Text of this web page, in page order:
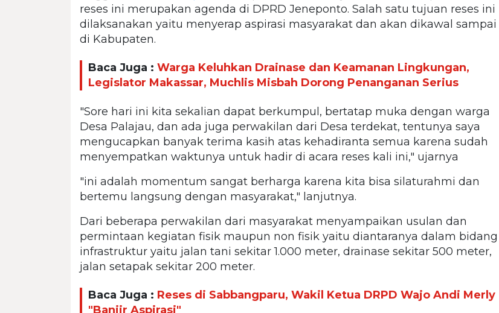
reses ini merupakan agenda di DPRD Jeneponto. Salah satu tujuan reses ini
dilaksanakan yaitu menyerap aspirasi masyarakat dan akan dikawal sampai
di Kabupaten.
Baca Juga : Warga Keluhkan Drainase dan Keamanan Lingkungan,
Legislator Makassar, Muchlis Misbah Dorong Penanganan Serius
"Sore hari ini kita sekalian dapat berkumpul, bertatap muka dengan warga
Desa Palajau, dan ada juga perwakilan dari Desa terdekat, tentunya saya
mengucapkan banyak terima kasih atas kehadiranta semua karena sudah
menyempatkan waktunya untuk hadir di acara reses kali ini," ujarnya
"ini adalah momentum sangat berharga karena kita bisa silaturahmi dan
bertemu langsung dengan masyarakat," lanjutnya.
Dari beberapa perwakilan dari masyarakat menyampaikan usulan dan
permintaan kegiatan fisik maupun non fisik yaitu diantaranya dalam bidang
infrastruktur yaitu jalan tani sekitar 1.000 meter, drainase sekitar 500 meter,
jalan setapak sekitar 200 meter.
Baca Juga : Reses di Sabbangparu, Wakil Ketua DRPD Wajo Andi Merly
"Banjir Aspirasi"